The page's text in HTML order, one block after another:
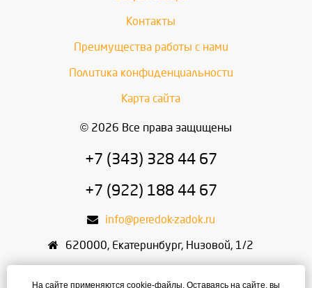
Контакты
Преимущества работы с нами
Политика конфиденциальности
Карта сайта
© 2026 Все права защищены
+7 (343) 328 44 67
+7 (922) 188 44 67
info@peredok-zadok.ru
620000, Екатеринбург, Низовой, 1/2
На сайте применяются cookie-файлы. Оставаясь на сайте, вы